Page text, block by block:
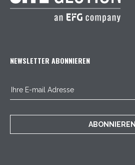
NEWSLETTER ABONNIEREN
ABONNIEREN